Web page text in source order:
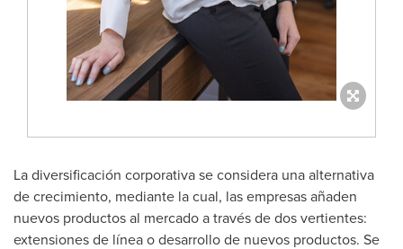
La diversificación corporativa se considera una alternativa
de crecimiento, mediante la cual, las empresas añaden
nuevos productos al mercado a través de dos vertientes:
extensiones de línea o desarrollo de nuevos productos. Se